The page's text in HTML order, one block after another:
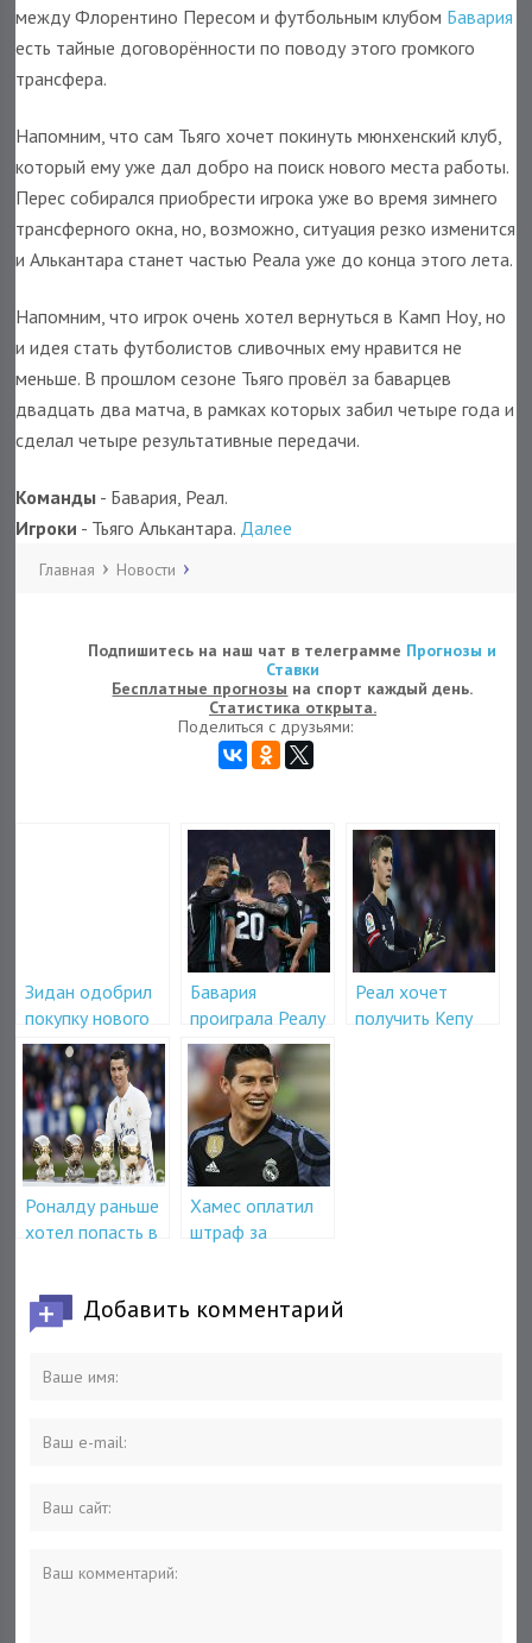
между Флорентино Пересом и футбольным клубом Бавария
есть тайные договорённости по поводу этого громкого
трансфера.
Напомним, что сам Тьяго хочет покинуть мюнхенский клуб,
который ему уже дал добро на поиск нового места работы.
Перес собирался приобрести игрока уже во время зимнего
трансферного окна, но, возможно, ситуация резко изменится
и Алькантара станет частью Реала уже до конца этого лета.
Напомним, что игрок очень хотел вернуться в Камп Ноу, но
и идея стать футболистов сливочных ему нравится не
меньше. В прошлом сезоне Тьяго провёл за баварцев
двадцать два матча, в рамках которых забил четыре года и
сделал четыре результативные передачи.
Команды - Бавария, Реал.
Игроки - Тьяго Алькантара. Далее
Главная Новости
Подпишитесь на наш чат в телеграмме Прогнозы и
Ставки
Бесплатные прогнозы на спорт каждый день.
Статистика открыта.
Поделиться с друзьями:
Зидан одобрил
покупку нового
игрока
Бавария
проиграла Реалу
Реал хочет
получить Кепу
Роналду раньше
хотел попасть в
Хамес оплатил
штраф за
Добавить комментарий